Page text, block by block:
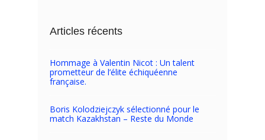
Articles récents
Hommage à Valentin Nicot : Un talent
prometteur de l’élite échiquéenne
française.
Boris Kolodziejczyk sélectionné pour le
match Kazakhstan – Reste du Monde